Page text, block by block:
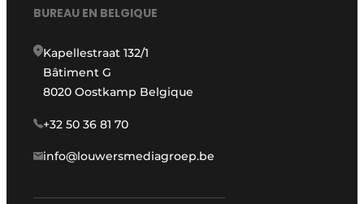
BUREAU EN BELGIQUE
Kapellestraat 132/1
Bâtiment G
8020 Oostkamp Belgique
+32 50 36 81 70
info@louwersmediagroep.be